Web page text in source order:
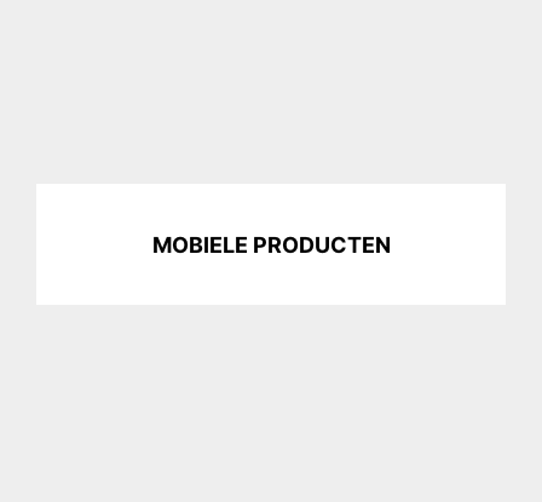
MOBIELE PRODUCTEN